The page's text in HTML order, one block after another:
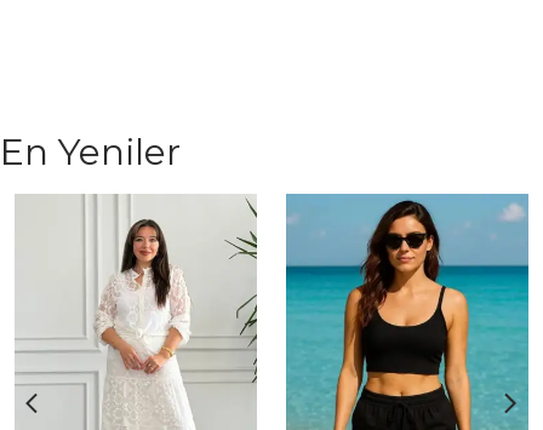
En Yeniler